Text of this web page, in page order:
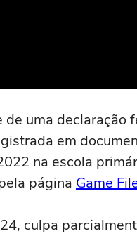
uma declaração
em
na escola
página Game
culpa